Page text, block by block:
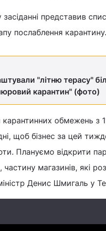
представив
послаблення карантину.
"літню терасу"
карантин" (фото)
карантинних обмежень з
щоб бізнес за цей
Плануємо відкрити
частину магазинів, які
Денис Шмигаль у